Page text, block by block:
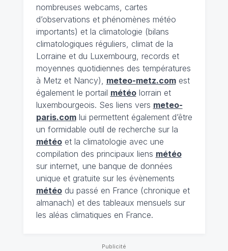
nombreuses webcams, cartes
d’observations et phénomènes météo
importants) et la climatologie (bilans
climatologiques réguliers, climat de la
Lorraine et du Luxembourg, records et
moyennes quotidiennes des températures
à Metz et Nancy), meteo-metz.comest
également le portail météolorrain et
luxembourgeois. Ses liens vers meteo-
paris.comlui permettent également d’être
un formidable outil de recherche sur la
météoet la climatologie avec une
compilation des principaux liens météo
sur internet, une banque de données
unique et gratuite sur les évènements
météodu passé en France (chronique et
almanach) et des tableaux mensuels sur
les aléas climatiques en France.